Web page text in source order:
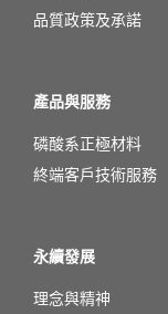
品質政策及承諾
產品與服務
磷酸系正極材料
終端客戶技術服務
永續發展
理念與精神